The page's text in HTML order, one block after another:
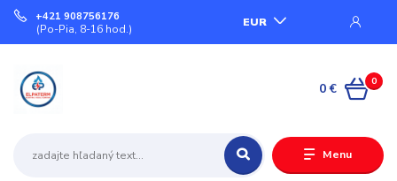
Menu
EUR
+421 908756176
(Po-Pia, 8-16 hod.)
0
0 €